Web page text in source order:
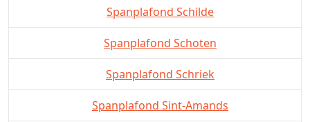
Spanplafond Schilde
Spanplafond Schoten
Spanplafond Schriek
Spanplafond Sint-Amands